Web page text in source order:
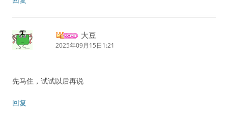
大豆
2025年09月15日1:21
先马住，试试以后再说
回复